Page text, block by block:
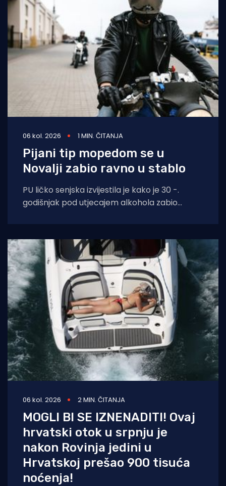
06 kol. 2026 1 MIN. ČITANJA
Pijani tip mopedom se u
Novalji zabio ravno u stablo
PU ličko senjska izvijestila je kako je 30 -.
godišnjak pod utjecajem alkohola zabio
06 kol. 2026 2 MIN. ČITANJA
MOGLI BI SE IZNENADITI! Ovaj
hrvatski otok u srpnju je
nakon Rovinja jedini u
Hrvatskoj prešao 900 tisuća
noćenja!